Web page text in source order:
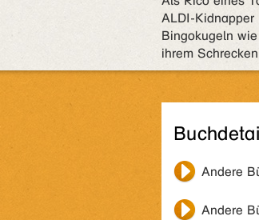
ALDI-
Bingokugeln
ihrem
Andere
Andere